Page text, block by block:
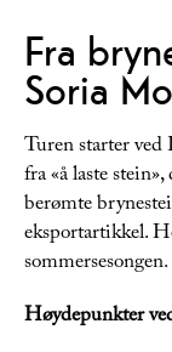
Fra
Soria
Turen starter
fra «å laste
berømte
eksportartikkel.
sommersesongen.
Høydepunkter